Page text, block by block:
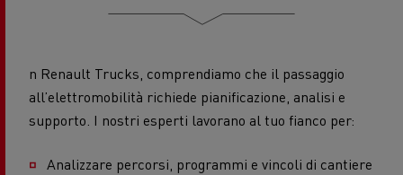
n Renault Trucks, comprendiamo che il passaggio
all’elettromobilità richiede pianificazione, analisi e
supporto. I nostri esperti lavorano al tuo fianco per:
Analizzare percorsi, programmi e vincoli di cantiere